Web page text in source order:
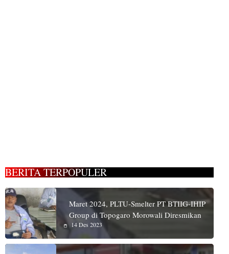
BERITA TERPOPULER
Maret 2024, PLTU-Smelter PT BTIIG-IHIP
Group di Topogaro Morowali Diresmikan
14 Des 2023